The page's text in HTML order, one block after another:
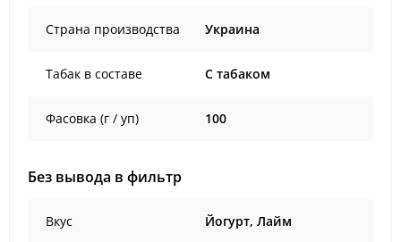
Страна производства Украина
Табак в составе C табаком
Фасовка (г / уп) 100
Без вывода в фильтр
Вкус Йогурт, Лайм